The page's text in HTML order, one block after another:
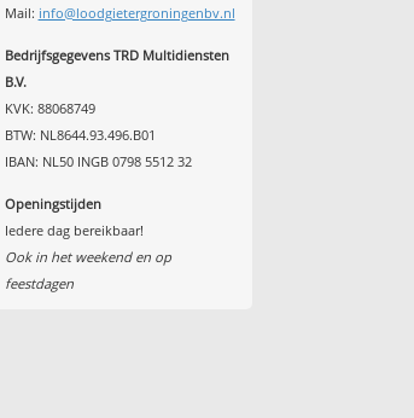
Mail: info@loodgietergroningenbv.nl
Bedrijfsgegevens TRD Multidiensten
B.V.
KVK: 88068749
BTW: NL8644.93.496.B01
IBAN: NL50 INGB 0798 5512 32
Openingstijden
Iedere dag bereikbaar!
Ook in het weekend en op
feestdagen